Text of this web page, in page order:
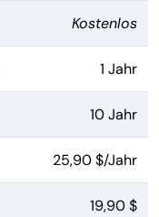
Kostenlos
1 Jahr
10 Jahr
25,90 $/Jahr
19,90 $